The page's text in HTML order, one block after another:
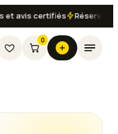
avis certifiés Réservation
0